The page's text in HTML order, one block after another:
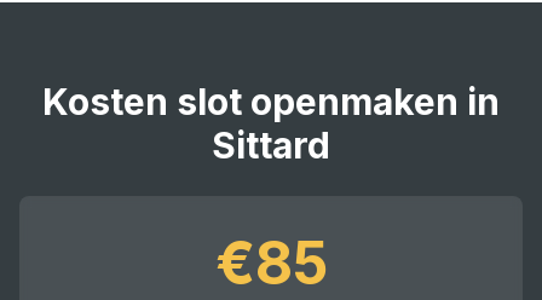
Kosten slot openmaken in
Sittard
€85